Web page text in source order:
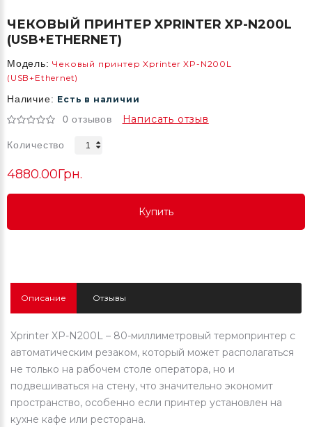
ЧЕКОВЫЙ ПРИНТЕР XPRINTER XP-N200L
(USB+ETHERNET)
Модель: Чековый принтер Xprinter XP-N200L
(USB+Ethernet)
Наличие: Есть в наличии
0 отзывов Написать отзыв
Количество
4880.00Грн.
Купить
Купить
Описание Отзывы
Xprinter XP-N200L – 80-миллиметровый термопринтер с
автоматическим резаком, который может располагаться
не только на рабочем столе оператора, но и
подвешиваться на стену, что значительно экономит
пространство, особенно если принтер установлен на
кухне кафе или ресторана.